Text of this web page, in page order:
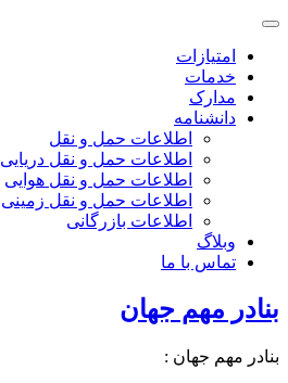
Toggle navigation
امتیازات
خدمات
مدارک
دانشنامه
اطلاعات حمل و نقل
اطلاعات حمل و نقل دریایی
اطلاعات حمل و نقل هوایی
اطلاعات حمل و نقل زمینی
اطلاعات بازرگانی
وبلاگ
تماس با ما
بنادر مهم جهان
بنادر مهم جهان :